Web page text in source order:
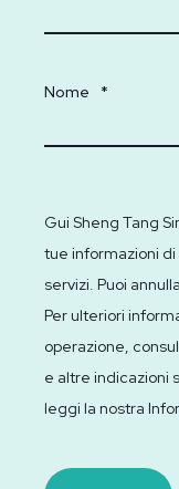
Nome *
Gui Sheng Tang
tue informazioni
servizi. Puoi
Per ulteriori
operazione,
e altre indicazioni
leggi la nostra